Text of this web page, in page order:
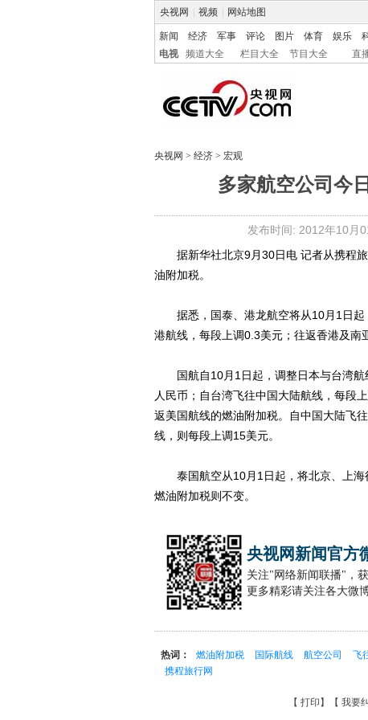
央视网 视频 网站地图
新闻 经济 军事 评论 图片 体育 娱乐
电视
频道大全 栏目大全 节目大全 直
央视网 > 经济 > 宏观
多家航空公司今
发布时间: 2012年10月
据新华社北京9月30日电 记者从携程旅
油附加税。
据悉，国泰、港龙航空将从10月1日起
港航线，每段上调0.3美元；往返香港及南
国航自10月1日起，调整日本与台湾航
人民币；自台湾飞往中国大陆航线，每段
返美国航线的燃油附加税。自中国大陆飞
线，则每段上调15美元。
泰国航空从10月1日起，将北京、上海
燃油附加税则不变。
央视网新闻官方
关注"网络新闻联播"，
更多精彩请关注各大微
热词： 燃油附加税 国际航线 航空公司 飞
携程旅行网
【 打印 】【 我要